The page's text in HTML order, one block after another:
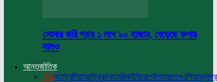
সোনার ভরি প্রায় ১ লাখ ৯০ হাজার, বেড়েছে রুপার
দামও
আন্তর্জাতিক
Allঅস্ট্রেলিয়াআফ্রিকাআমেরিকাইউরোপউপমহাদেশএশিয়া